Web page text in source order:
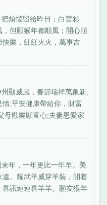
煩惱留給昨日；白雲彩
但願猴年都順風；開心順
樂，紅紅火火，萬事吉
顯威風，春節瑞祥萬象新;
;平安健康帶給你，財富
母歡樂顯童心;夫妻恩愛家
年，一年更比一年羊。美
。耀武羊威穿羊裝，開着
訊連連喜羊羊。願友猴年